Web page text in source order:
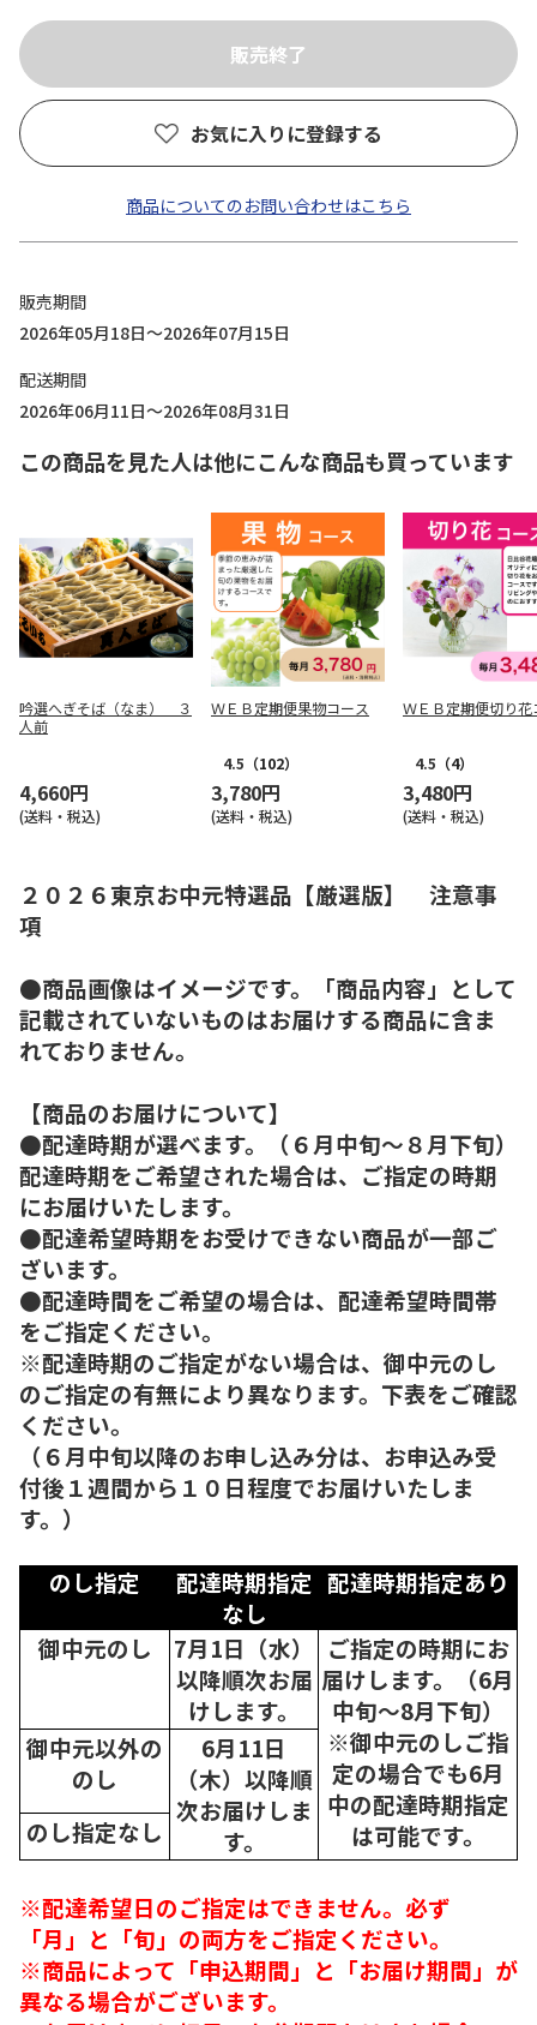
お気に入りに登録する
商品についてのお問い合わせはこちら
販売期間
2026年05月18日～2026年07月15日
配送期間
2026年06月11日～2026年08月31日
この商品を見た人は他にこんな商品も買っています
吟選へぎそば（なま） ３
人前
4,660円
(送料・税込)
ＷＥＢ定期便果物コース
4.5 （102）
3,780円
(送料・税込)
ＷＥＢ定期便切り花
4.5 （4）
3,480円
(送料・税込)
２０２６東京お中元特選品【厳選版】 注意事
項
●商品画像はイメージです。「商品内容」として
記載されていないものはお届けする商品に含ま
れておりません。
【商品のお届けについて】
●配達時期が選べます。（６月中旬～８月下旬）
配達時期をご希望された場合は、ご指定の時期
にお届けいたします。
●配達希望時期をお受けできない商品が一部ご
ざいます。
●配達時間をご希望の場合は、配達希望時間帯
をご指定ください。
※配達時期のご指定がない場合は、御中元のし
のご指定の有無により異なります。下表をご確認
ください。
（６月中旬以降のお申し込み分は、お申込み受
付後１週間から１０日程度でお届けいたしま
す。）
のし指定
配達時期指定
なし
配達時期指定あり
御中元のし
7月1日（水）
以降順次お届
けします。
ご指定の時期にお
届けします。（6月
中旬～8月下旬）
※御中元のしご指
定の場合でも6月
中の配達時期指定
は可能です。
御中元以外の
のし
6月11日
（木）以降順
次お届けしま
す。
のし指定なし
※配達希望日のご指定はできません。必ず
「月」と「旬」の両方をご指定ください。
※商品によって「申込期間」と「お届け期間」が
異なる場合がございます。